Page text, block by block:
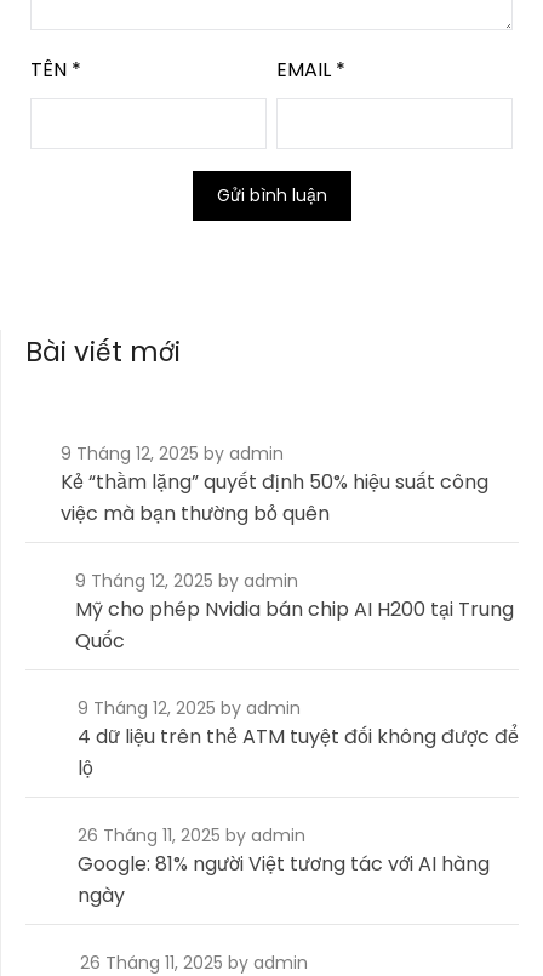
TÊN * EMAIL *
Bài viết mới
9 Tháng 12, 2025by admin
Kẻ “thầm lặng” quyết định 50% hiệu suất công
việc mà bạn thường bỏ quên
9 Tháng 12, 2025 by admin
Mỹ cho phép Nvidia bán chip AI H200 tại Trung
Quốc
9 Tháng 12, 2025 by admin
4 dữ liệu trên thẻ ATM tuyệt đối không được để
lộ
26 Tháng 11, 2025 by admin
Google: 81% người Việt tương tác với AI hàng
ngày
26 Tháng 11, 2025 by admin